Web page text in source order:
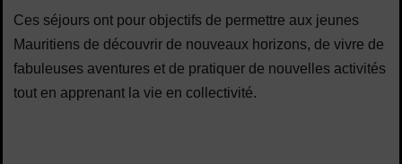
Ces séjours ont pour objectifs de permettre aux jeunes
Mauritiens de découvrir de nouveaux horizons, de vivre de
fabuleuses aventures et de pratiquer de nouvelles activités
tout en apprenant la vie en collectivité.